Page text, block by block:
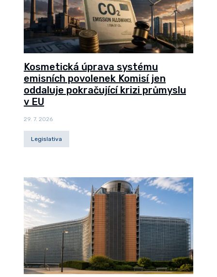
Kosmetická úprava systému
emisních povolenek Komisí jen
oddaluje pokračující krizi průmyslu
v EU
29. 7. 2026
Legislativa